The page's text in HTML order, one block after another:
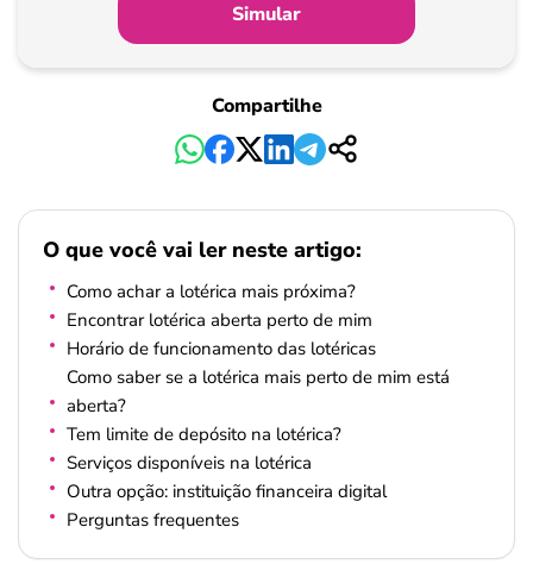
Simular
Compartilhe
O que você vai ler neste artigo:
Como achar a lotérica mais próxima?
Encontrar lotérica aberta perto de mim
Horário de funcionamento das lotéricas
Como saber se a lotérica mais perto de mim está
aberta?
Tem limite de depósito na lotérica?
Serviços disponíveis na lotérica
Outra opção: instituição financeira digital
Perguntas frequentes